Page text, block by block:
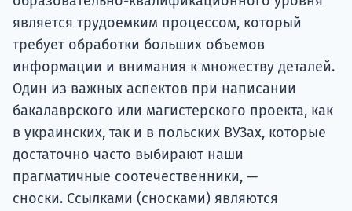
является трудоемким процессом, который
требует обработки больших объемов
информации и внимания к множеству деталей.
Один из важных аспектов при написании
бакалаврского или магистерского проекта, как
в украинских, так и в польских ВУЗах, которые
достаточно часто выбирают наши
прагматичные соотечественники, —
сноски. Ссылками (сносками) являются